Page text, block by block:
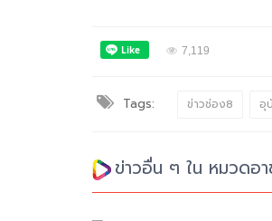
7,119
Tags: ข่าวช่อง8 อุ
ข่าวอื่น ๆ ใน หมวดอ